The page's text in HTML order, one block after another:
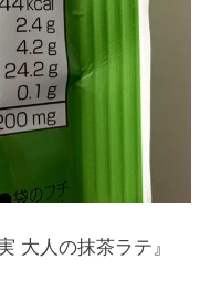
大人の抹茶ラテ』